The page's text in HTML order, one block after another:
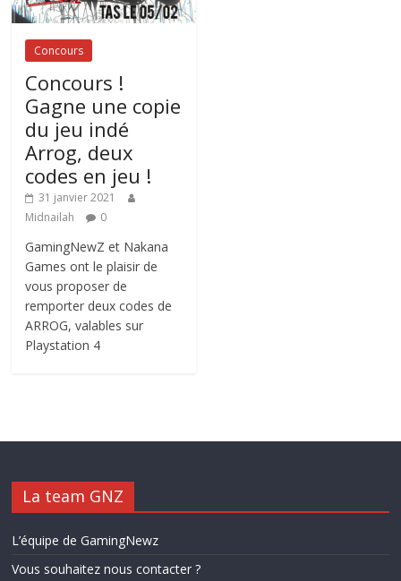
Concours
Concours !
Gagne une copie
du jeu indé
Arrog, deux
codes en jeu !
31 janvier 2021
Midnailah
0
GamingNewZ et Nakana
Games ont le plaisir de
vous proposer de
remporter deux codes de
ARROG, valables sur
Playstation 4
La team GNZ
L’équipe de GamingNewz
Vous souhaitez nous contacter ?